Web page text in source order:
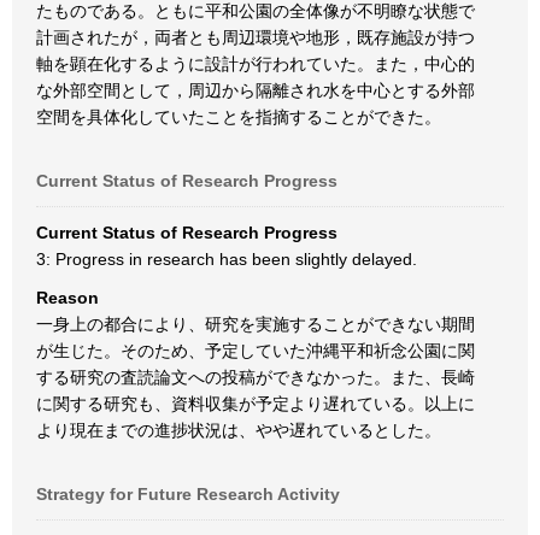
たものである。ともに平和公園の全体像が不明瞭な状態で
計画されたが，両者とも周辺環境や地形，既存施設が持つ
軸を顕在化するように設計が行われていた。また，中心的
な外部空間として，周辺から隔離され水を中心とする外部
空間を具体化していたことを指摘することができた。
Current Status of Research Progress
Current Status of Research Progress
3: Progress in research has been slightly delayed.
Reason
一身上の都合により、研究を実施することができない期間
が生じた。そのため、予定していた沖縄平和祈念公園に関
する研究の査読論文への投稿ができなかった。また、長崎
に関する研究も、資料収集が予定より遅れている。以上に
より現在までの進捗状況は、やや遅れているとした。
Strategy for Future Research Activity